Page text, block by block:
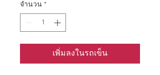
จำนวน *
เพิ่มลงในรถเข็น